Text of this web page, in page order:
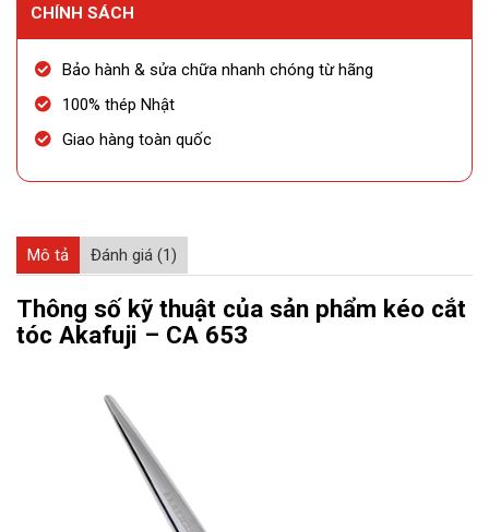
CHÍNH SÁCH
Bảo hành & sửa chữa nhanh chóng từ hãng
100% thép Nhật
Giao hàng toàn quốc
Mô tả Đánh giá (1)
Thông số kỹ thuật của sản phẩm kéo cắt
tóc Akafuji – CA 653